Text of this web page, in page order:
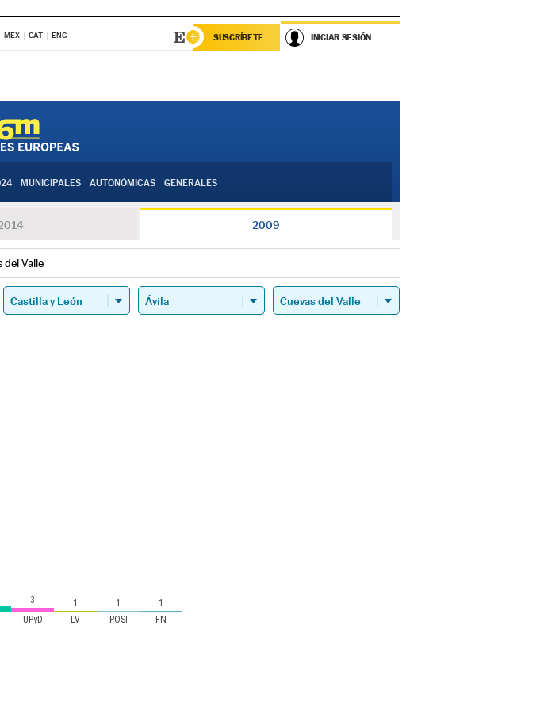
MEX CAT ENG SUSCRÍBETE INICIAR SESIÓN
MUNICIPALES AUTONÓMICAS GENERALES
2009
del Valle
UPyD LV POSI FN
3 1 1 1